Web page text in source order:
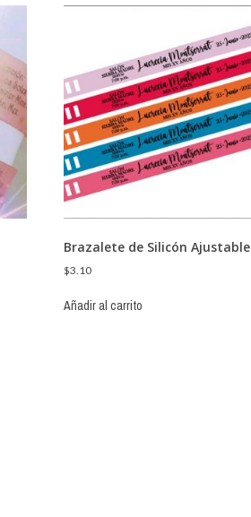
Brazalete de Silicón Ajustable
$3.10
Añadir al carrito